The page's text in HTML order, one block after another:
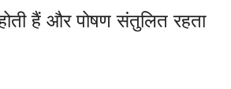
हैं और पोषण संतुलित रहता